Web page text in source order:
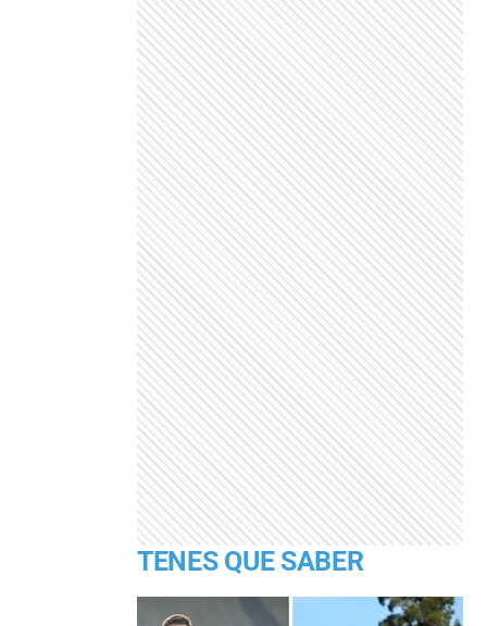
TENES QUE SABER